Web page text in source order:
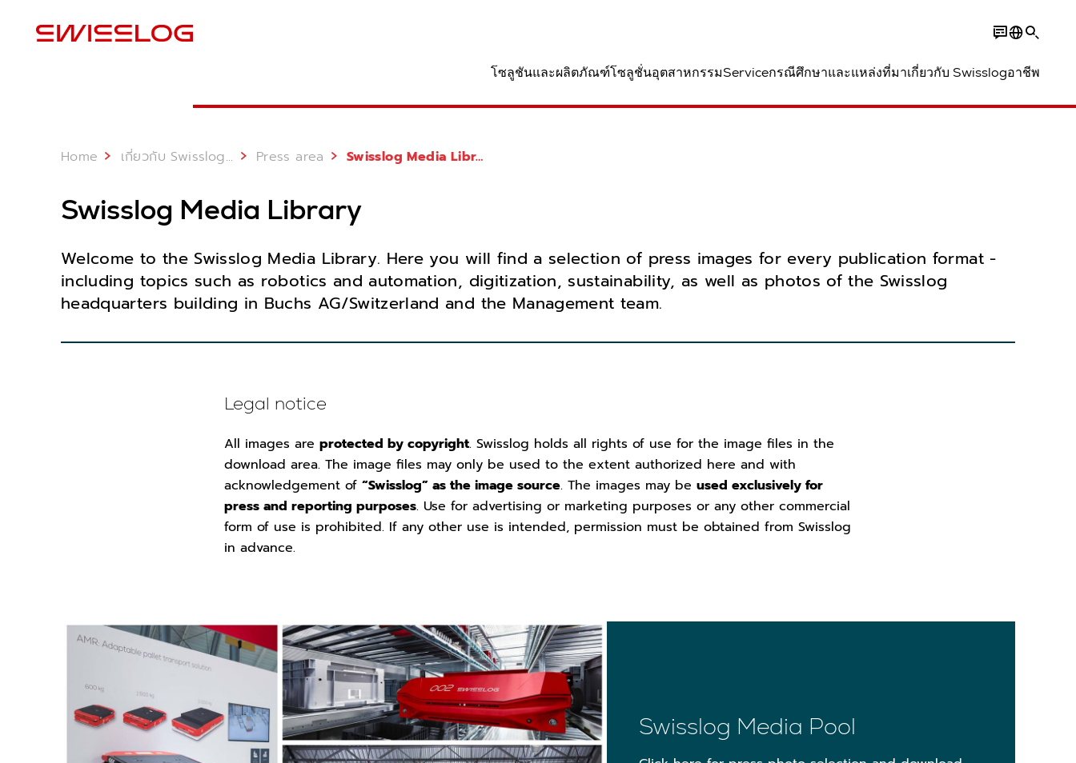
โซลูชันและผลิตภัณฑ์โซลูชั่นอุตสาหกรรมServiceกรณีศึกษาและแหล่งที่มาเกี่ยวกับ Swisslogอาชีพ
Home เกี่ยวกับ Swisslog... Press area Swisslog Media Library
Swisslog Media Library
Welcome to the Swisslog Media Library. Here you will find a selection of press images for every publication format -
including topics such as robotics and automation, digitization, sustainability, as well as photos of the Swisslog
headquarters building in Buchs AG/Switzerland and the Management team.
Legal notice
All images are protected by copyright. Swisslog holds all rights of use for the image files in the
download area. The image files may only be used to the extent authorized here and with
acknowledgement of “Swisslog” as the image source. The images may be used exclusively for
press and reporting purposes. Use for advertising or marketing purposes or any other commercial
form of use is prohibited. If any other use is intended, permission must be obtained from Swisslog
in advance.
Swisslog Media Pool